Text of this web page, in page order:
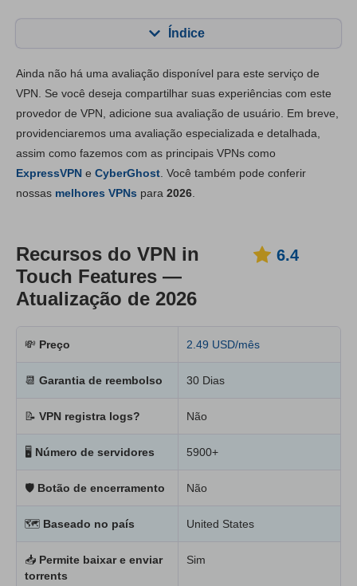
Índice
Principais recursos 6.4
Instalação e apps 6.5
7.0
Confiabilidade e Suporte 6.4
Ainda não há uma avaliação disponível para este serviço de
VPN. Se você deseja compartilhar suas experiências com este
provedor de VPN, adicione sua avaliação de usuário. Em breve,
providenciaremos uma avaliação especializada e detalhada,
assim como fazemos com as principais VPNs como
ExpressVPN e CyberGhost . Você também pode conferir
nossas melhores VPNs para 2026
Recursos do VPN in
Touch Features —
Atualização de 2026
6.4
💸 Preço 2.49 USD/mês
📆 Garantia de reembolso 30 Dias
📝 VPN registra logs? Não
🖥 Número de servidores 5900+
🛡 Botão de encerramento Não
🗺 Baseado no país United States
📥 Permite baixar e enviar
torrents
Sim